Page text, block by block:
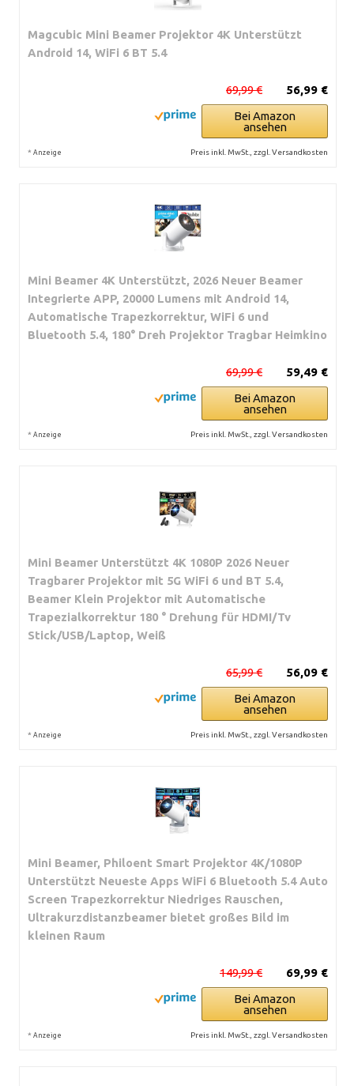
Magcubic Mini Beamer Projektor 4K Unterstützt
Android 14, WiFi 6 BT 5.4
56,99 €
69,99 €
Bei Amazon
ansehen
* Anzeige Preis inkl. MwSt., zzgl. Versandkosten
Mini Beamer 4K Unterstützt, 2026 Neuer Beamer
Integrierte APP, 20000 Lumens mit Android 14,
Automatische Trapezkorrektur, WiFi 6 und
Bluetooth 5.4, 180° Dreh Projektor Tragbar Heimkino
59,49 €
69,99 €
Bei Amazon
ansehen
* Anzeige Preis inkl. MwSt., zzgl. Versandkosten
Mini Beamer Unterstützt 4K 1080P 2026 Neuer
Tragbarer Projektor mit 5G WiFi 6 und BT 5.4,
Beamer Klein Projektor mit Automatische
Trapezialkorrektur 180 ° Drehung für HDMI/Tv
Stick/USB/Laptop, Weiß
56,09 €
65,99 €
Bei Amazon
ansehen
* Anzeige Preis inkl. MwSt., zzgl. Versandkosten
Mini Beamer, Philoent Smart Projektor 4K/1080P
Unterstützt Neueste Apps WiFi 6 Bluetooth 5.4 Auto
Screen Trapezkorrektur Niedriges Rauschen,
Ultrakurzdistanzbeamer bietet großes Bild im
kleinen Raum
69,99 €
149,99 €
Bei Amazon
ansehen
* Anzeige Preis inkl. MwSt., zzgl. Versandkosten